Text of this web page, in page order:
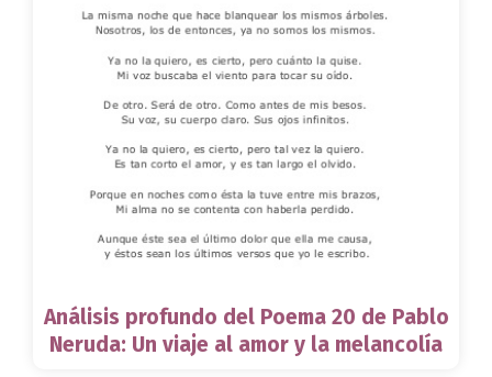
Análisis profundo del Poema 20 de Pablo
Neruda: Un viaje al amor y la melancolía